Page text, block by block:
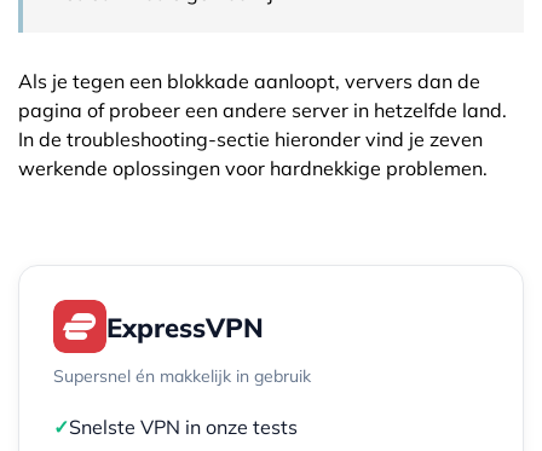
Als je tegen een blokkade aanloopt, ververs dan de
pagina of probeer een andere server in hetzelfde land.
In de troubleshooting-sectie hieronder vind je zeven
werkende oplossingen voor hardnekkige problemen.
ExpressVPN
Supersnel én makkelijk in gebruik
✓Snelste VPN in onze tests